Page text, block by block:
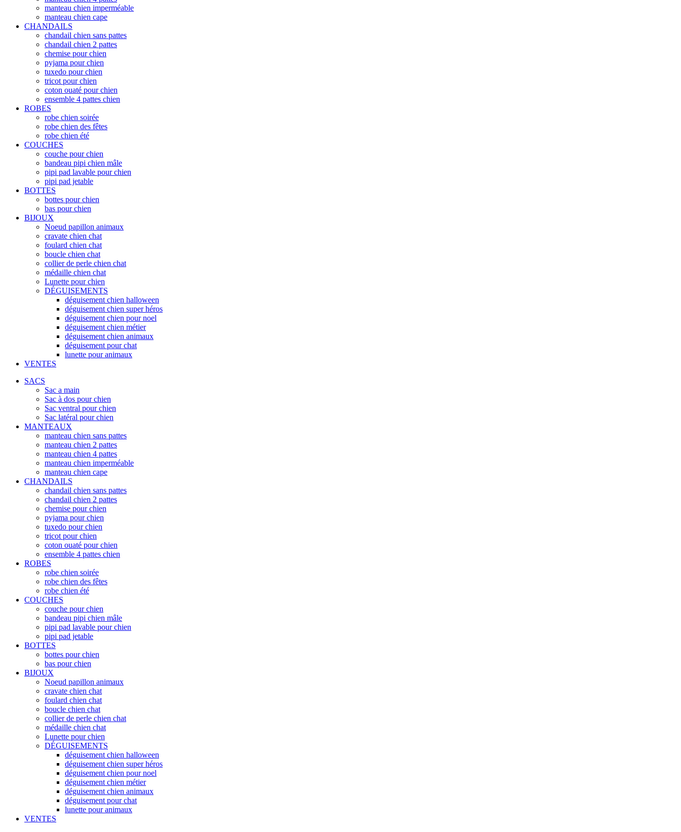
manteau chien imperméable
manteau chien cape
CHANDAILS
chandail chien sans pattes
chandail chien 2 pattes
chemise pour chien
pyjama pour chien
tuxedo pour chien
tricot pour chien
coton ouaté pour chien
ensemble 4 pattes chien
ROBES
robe chien soirée
robe chien des fêtes
robe chien été
COUCHES
couche pour chien
bandeau pipi chien mâle
pipi pad lavable pour chien
pipi pad jetable
BOTTES
bottes pour chien
bas pour chien
BIJOUX
Noeud papillon animaux
cravate chien chat
foulard chien chat
boucle chien chat
collier de perle chien chat
médaille chien chat
Lunette pour chien
DÉGUISEMENTS
déguisement chien halloween
déguisement chien super héros
déguisement chien pour noel
déguisement chien métier
déguisement chien animaux
déguisement pour chat
lunette pour animaux
VENTES
SACS
Sac a main
Sac à dos pour chien
Sac ventral pour chien
Sac latéral pour chien
MANTEAUX
manteau chien sans pattes
manteau chien 2 pattes
manteau chien 4 pattes
manteau chien imperméable
manteau chien cape
CHANDAILS
chandail chien sans pattes
chandail chien 2 pattes
chemise pour chien
pyjama pour chien
tuxedo pour chien
tricot pour chien
coton ouaté pour chien
ensemble 4 pattes chien
ROBES
robe chien soirée
robe chien des fêtes
robe chien été
COUCHES
couche pour chien
bandeau pipi chien mâle
pipi pad lavable pour chien
pipi pad jetable
BOTTES
bottes pour chien
bas pour chien
BIJOUX
Noeud papillon animaux
cravate chien chat
foulard chien chat
boucle chien chat
collier de perle chien chat
médaille chien chat
Lunette pour chien
DÉGUISEMENTS
déguisement chien halloween
déguisement chien super héros
déguisement chien pour noel
déguisement chien métier
déguisement chien animaux
déguisement pour chat
lunette pour animaux
VENTES